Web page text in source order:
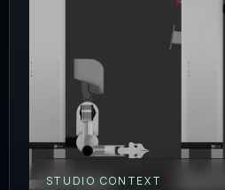
STUDIO CONTEXT